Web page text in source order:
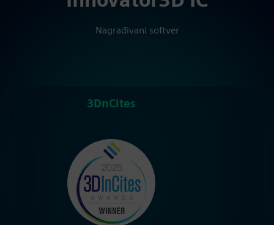
Nagrađivani softver
3DnCites